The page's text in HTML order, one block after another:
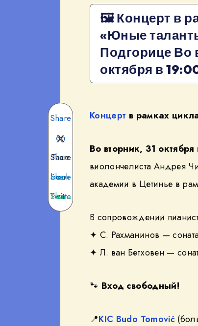
🖼 Концерт в
«Юные
Подгорице Во
октября в
Share
on
Face
book
Share
on
Twitte
Share
on
Share
Концерт в рамках
Во вторник, 31
виолончелиста Андрея
академии в Цетинье в
В сопровождении
✦ С. Рахманинов —
✦ Л. ван Бетховен —
🐾 Вход свободный!
📍KIC Budo Tomović